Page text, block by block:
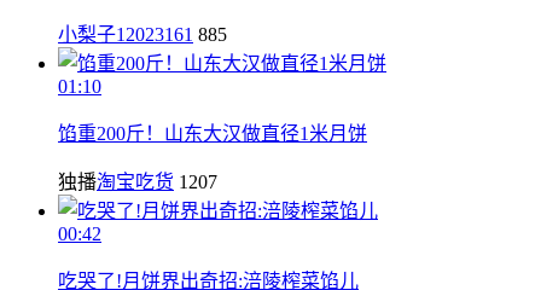
小梨子12023161 885
01:10
馅重200斤！山东大汉做直径1米月饼
独播淘宝吃货 1207
00:42
吃哭了!月饼界出奇招:涪陵榨菜馅儿